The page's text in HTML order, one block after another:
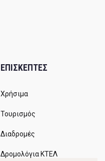
ΕΠΙΣΚΕΠΤΕΣ
Χρήσιμα
Τουρισμός
Διαδρομές
Δρομολόγια ΚΤΕΛ